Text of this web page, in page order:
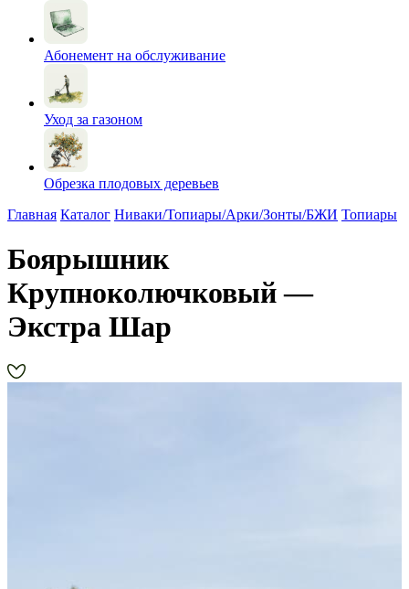
Абонемент на обслуживание
Уход за газоном
Обрезка плодовых деревьев
Главная Каталог Ниваки/Топиары/Арки/Зонты/БЖИ Топиары
Боярышник
Крупноколючковый —
Экстра Шар